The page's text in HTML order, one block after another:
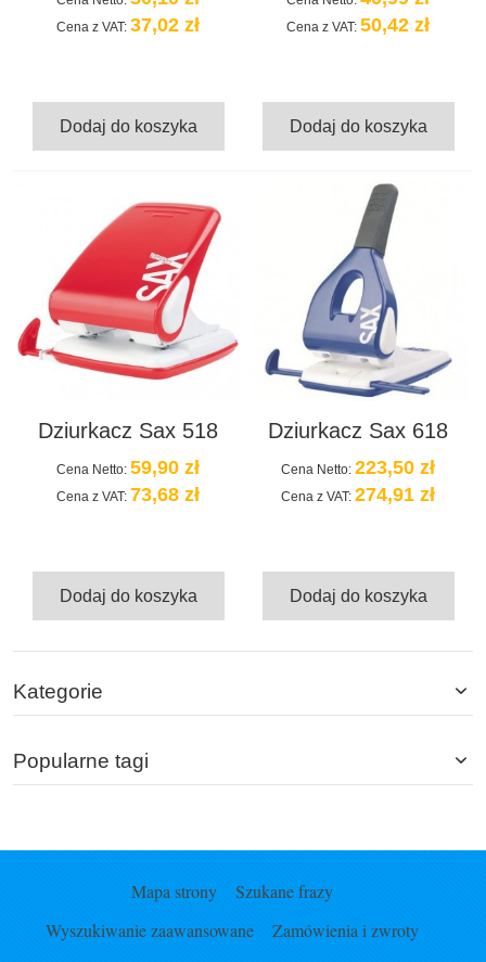
Cena z VAT: 37,02 zł
Dodaj do koszyka
Cena z VAT: 50,42 zł
Dodaj do koszyka
Dziurkacz Sax 518
Cena Netto: 59,90 zł
Cena z VAT: 73,68 zł
Dodaj do koszyka
Dziurkacz Sax 618
Cena Netto: 223,50 zł
Cena z VAT: 274,91 zł
Dodaj do koszyka
Kategorie
Popularne tagi
Mapa strony
Szukane frazy
Wyszukiwanie zaawansowane
Zamówienia i zwroty